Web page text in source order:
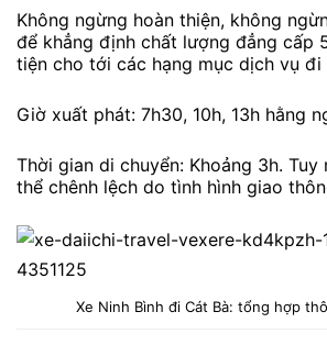
Không ngừng hoàn thiện, không
để khẳng định chất lượng đẳng cấp
tiện cho tới các hạng mục dịch vụ đi
Giờ xuất phát: 7h30, 10h, 13h hằng
Thời gian di chuyển: Khoảng 3h.
thể chênh lệch do tình hình giao
Xe Ninh Bình đi Cát Bà: tổng hợp